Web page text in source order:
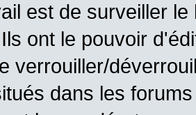
est de surveiller
ont le pouvoir
verrouiller/
dans les